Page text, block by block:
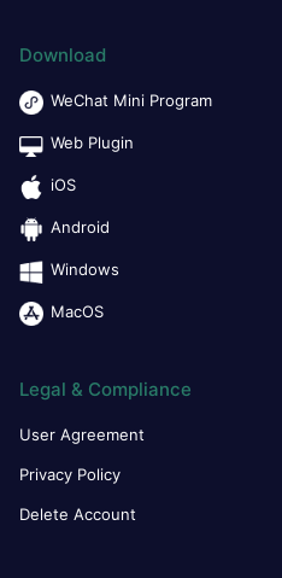
Download
WeChat Mini Program
Web Plugin
iOS
Android
Windows
MacOS
Legal & Compliance
User Agreement
Privacy Policy
Delete Account